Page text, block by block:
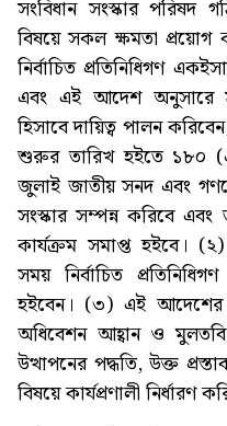
সংবিধান সংস্কার পরিষদ
বিষয়ে সকল ক্ষমতা প্রয়োগ
নির্বাচিত প্রতিনিধিগণ
এবং এই আদেশ অনুসারে
হিসাবে দায়িত্ব পালন
শুরুর তারিখ হইতে ১৮০
জুলাই জাতীয় সনদ এবং
সংস্কার সম্পন্ন করিবে এবং
কার্যক্রম সমাপ্ত হইবে।
সময় নির্বাচিত
হইবেন। (৩) এই আদেশের
অধিবেশন আহ্বান ও মুলতবি,
উত্থাপনের পদ্ধতি, উক্ত
বিষয়ে কার্যপ্রণালী নির্ধারণ